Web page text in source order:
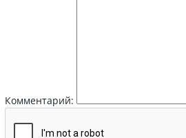
Комментарий: